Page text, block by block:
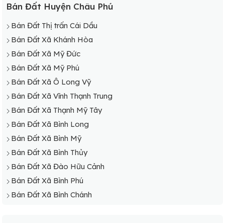
Bán Đất Huyện Châu Phú
Bán Đất Thị trấn Cái Dầu
Bán Đất Xã Khánh Hòa
Bán Đất Xã Mỹ Đức
Bán Đất Xã Mỹ Phú
Bán Đất Xã Ô Long Vỹ
Bán Đất Xã Vĩnh Thạnh Trung
Bán Đất Xã Thạnh Mỹ Tây
Bán Đất Xã Bình Long
Bán Đất Xã Bình Mỹ
Bán Đất Xã Bình Thủy
Bán Đất Xã Đào Hữu Cảnh
Bán Đất Xã Bình Phú
Bán Đất Xã Bình Chánh